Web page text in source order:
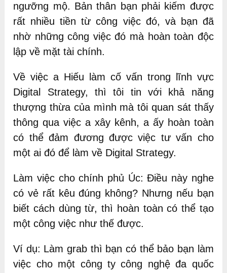
ngưỡng mộ. Bản thân bạn phải kiếm được
rất nhiều tiền từ công việc đó, và bạn đã
nhờ những công việc đó mà hoàn toàn độc
lập về mặt tài chính.
Về việc a Hiếu làm cố vấn trong lĩnh vực
Digital Strategy, thì tôi tin với khả năng
thượng thừa của mình mà tôi quan sát thấy
thông qua việc a xây kênh, a ấy hoàn toàn
có thể đảm đương được việc tư vấn cho
một ai đó để làm về Digital Strategy.
Làm việc cho chính phủ Úc: Điều này nghe
có vẻ rất kêu đúng không? Nhưng nếu bạn
biết cách dùng từ, thì hoàn toàn có thể tạo
một công việc như thế được.
Ví dụ: Làm grab thì bạn có thể bảo bạn làm
việc cho một công ty công nghệ đa quốc